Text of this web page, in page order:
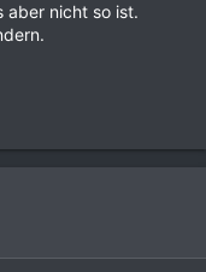
aber nicht so ist.